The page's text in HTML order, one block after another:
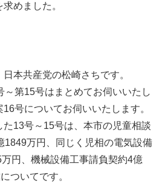
めました。
共産党の松崎さちです。
～第15号はまとめてお伺いいたし
号についてお伺いいたします。
13号～15号は、本市の児童相談
1849万円、同じく児相の電気設備
円、機械設備工事請負契約4億
ついてです。